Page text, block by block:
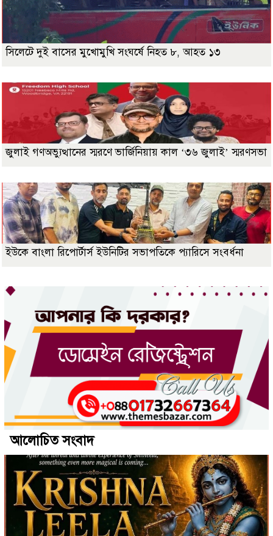
সিলেটে দুই বাসের মুখোমুখি সংঘর্ষে নিহত ৮, আহত ১৩
জুলাই গণঅভ্যুত্থানের স্মরণে ভার্জিনিয়ায় কাল ‘৩৬ জুলাই’ স্মরণসভা
ইউকে বাংলা রিপোর্টার্স ইউনিটির সভাপতিকে প্যারিসে সংবর্ধনা
আলোচিত সংবাদ